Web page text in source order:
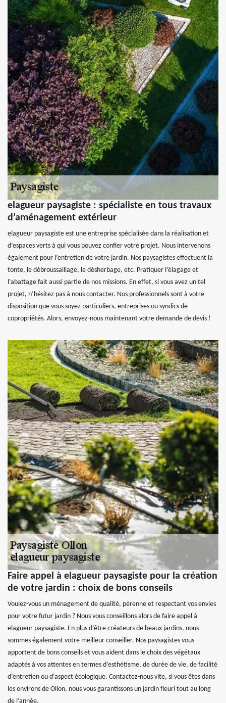
elagueur paysagiste : spécialiste en tous travaux
d’aménagement extérieur
elagueur paysagiste est une entreprise spécialisée dans la réalisation et
d’espaces verts à qui vous pouvez confier votre projet. Nous intervenons
également pour l’entretien de votre jardin. Nos paysagistes effectuent la
tonte, le débroussaillage, le désherbage, etc. Pratiquer l’élagage et
l’abattage fait aussi partie de nos missions. En effet, si vous avez un tel
projet, n’hésitez pas à nous contacter. Nos professionnels sont à votre
disposition que vous soyez particuliers, entreprises ou syndics de
copropriétés. Alors, envoyez-nous maintenant votre demande de devis !
Faire appel à elagueur paysagiste pour la création
de votre jardin : choix de bons conseils
Voulez-vous un ménagement de qualité, pérenne et respectant vos envies
pour votre futur jardin ? Nous vous conseillons alors de faire appel à
elagueur paysagiste. En plus d’être créateurs de beaux jardins, nous
sommes également votre meilleur conseiller. Nos paysagistes vous
apportent de bons conseils et vous aident dans le choix des végétaux
adaptés à vos attentes en termes d’esthétisme, de durée de vie, de facilité
d’entretien ou d’aspect écologique. Contactez-nous vite, si vous êtes dans
les environs de Ollon, nous vous garantissons un jardin fleuri tout au long
de l’année.